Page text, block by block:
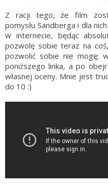
Z racji tego, że film
pomysłu Sandberga i dla
w internecie, będąc
pozwolę sobie teraz na
pozwolić sobie nie mogę;
poniższego linka, a po
własnej oceny. Mnie jest
do 10 :)